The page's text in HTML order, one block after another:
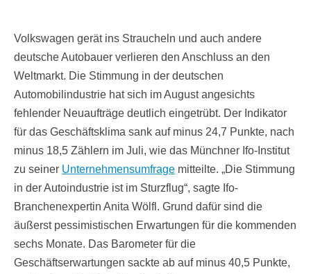
Volkswagen gerät ins Straucheln und auch andere
deutsche Autobauer verlieren den Anschluss an den
Weltmarkt. Die Stimmung in der deutschen
Automobilindustrie hat sich im August angesichts
fehlender Neuaufträge deutlich eingetrübt. Der Indikator
für das Geschäftsklima sank auf minus 24,7 Punkte, nach
minus 18,5 Zählern im Juli, wie das Münchner Ifo-Institut
zu seiner Unternehmensumfrage mitteilte. „Die Stimmung
in der Autoindustrie ist im Sturzflug“, sagte Ifo-
Branchenexpertin Anita Wölfl. Grund dafür sind die
äußerst pessimistischen Erwartungen für die kommenden
sechs Monate. Das Barometer für die
Geschäftserwartungen sackte ab auf minus 40,5 Punkte,